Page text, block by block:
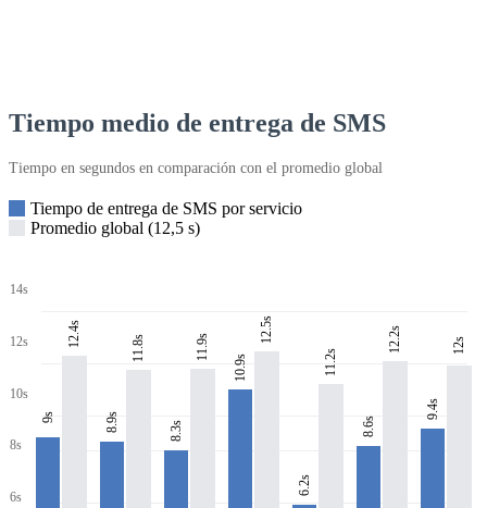
Tiempo medio de entrega de SMS
Tiempo en segundos en comparación con el promedio global
Tiempo de entrega de SMS por servicio
Promedio global (12,5 s)
14s
12s
10s
8s
6s
9s
12.4s
8.9s
11.8s
8.3s
11.9s
10.9s
12.5s
6.2s
11.2s
8.6s
12.2s
9.4s
12s